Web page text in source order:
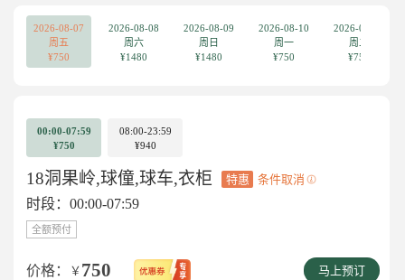
2026-08-07
周五
¥750
2026-08-08
周六
¥1480
2026-08-09
周日
¥1480
2026-08-10
周一
¥750
2026-08-11
周二
¥750
00:00-07:59
¥750
08:00-23:59
¥940
18洞果岭,球僮,球车,衣柜 特惠 条件取消
时段：00:00-07:59
全额预付
价格： ￥ 750 马上预订